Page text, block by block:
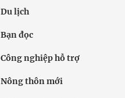
Du lịch
Bạn đọc
Công nghiệp hỗ trợ
Nông thôn mới